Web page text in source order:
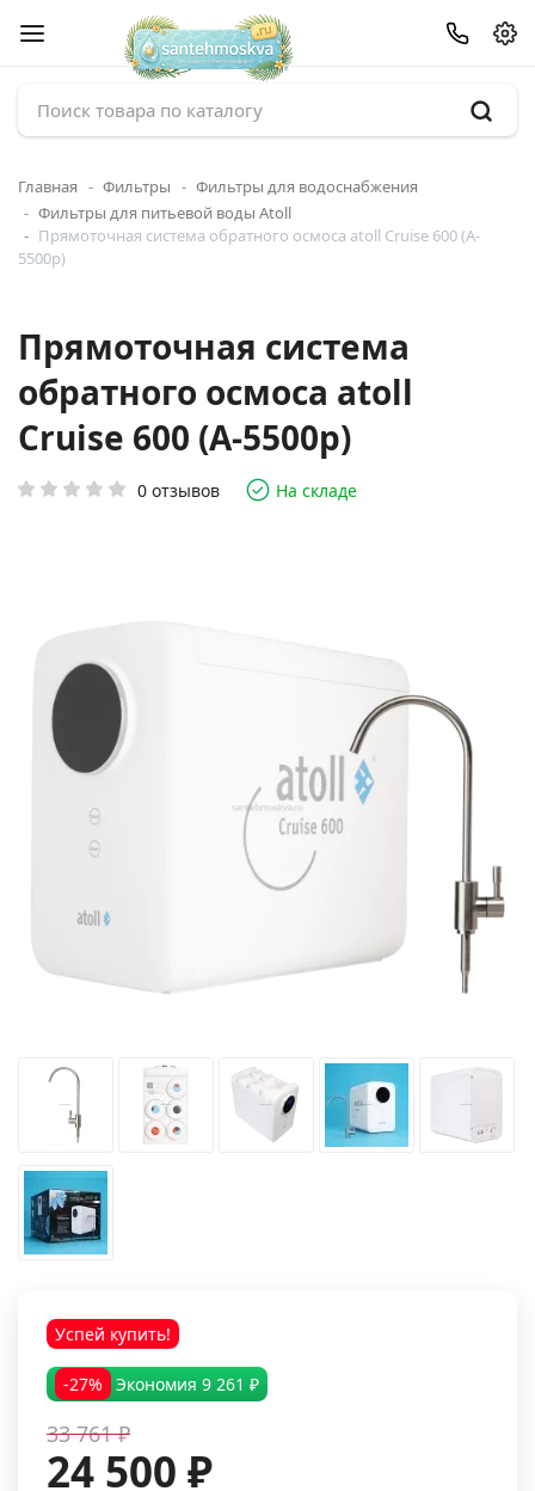
Главная Фильтры
Фильтры для водоснабжения
Фильтры для питьевой воды Atoll
Прямоточная система обратного осмоса atoll Cruise 600 (A-
5500p)
Прямоточная система
обратного осмоса atoll
Cruise 600 (A-5500p)
0 отзывов На складе
Успей купить!
-27% Экономия 9 261 ₽
33 761 ₽
24 500 ₽